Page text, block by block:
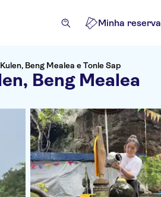
Minha reserva
Beng Mealea e Tonle Sap
Beng Mealea